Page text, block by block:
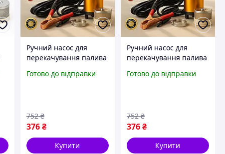
Ручний насос для
перекачування палива
Електронасос для
Готово до відправки
376 ₴
752 ₴
Купити
Ручний насос для
перекачування палива
Електронасос для
Готово до відправки
376₴
752 ₴
Купити